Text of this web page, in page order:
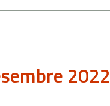
2022